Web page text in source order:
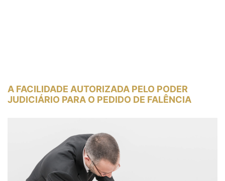
A FACILIDADE AUTORIZADA PELO PODER
JUDICIÁRIO PARA O PEDIDO DE FALÊNCIA